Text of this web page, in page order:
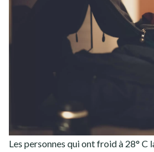
Les personnes qui ont froid à 28°